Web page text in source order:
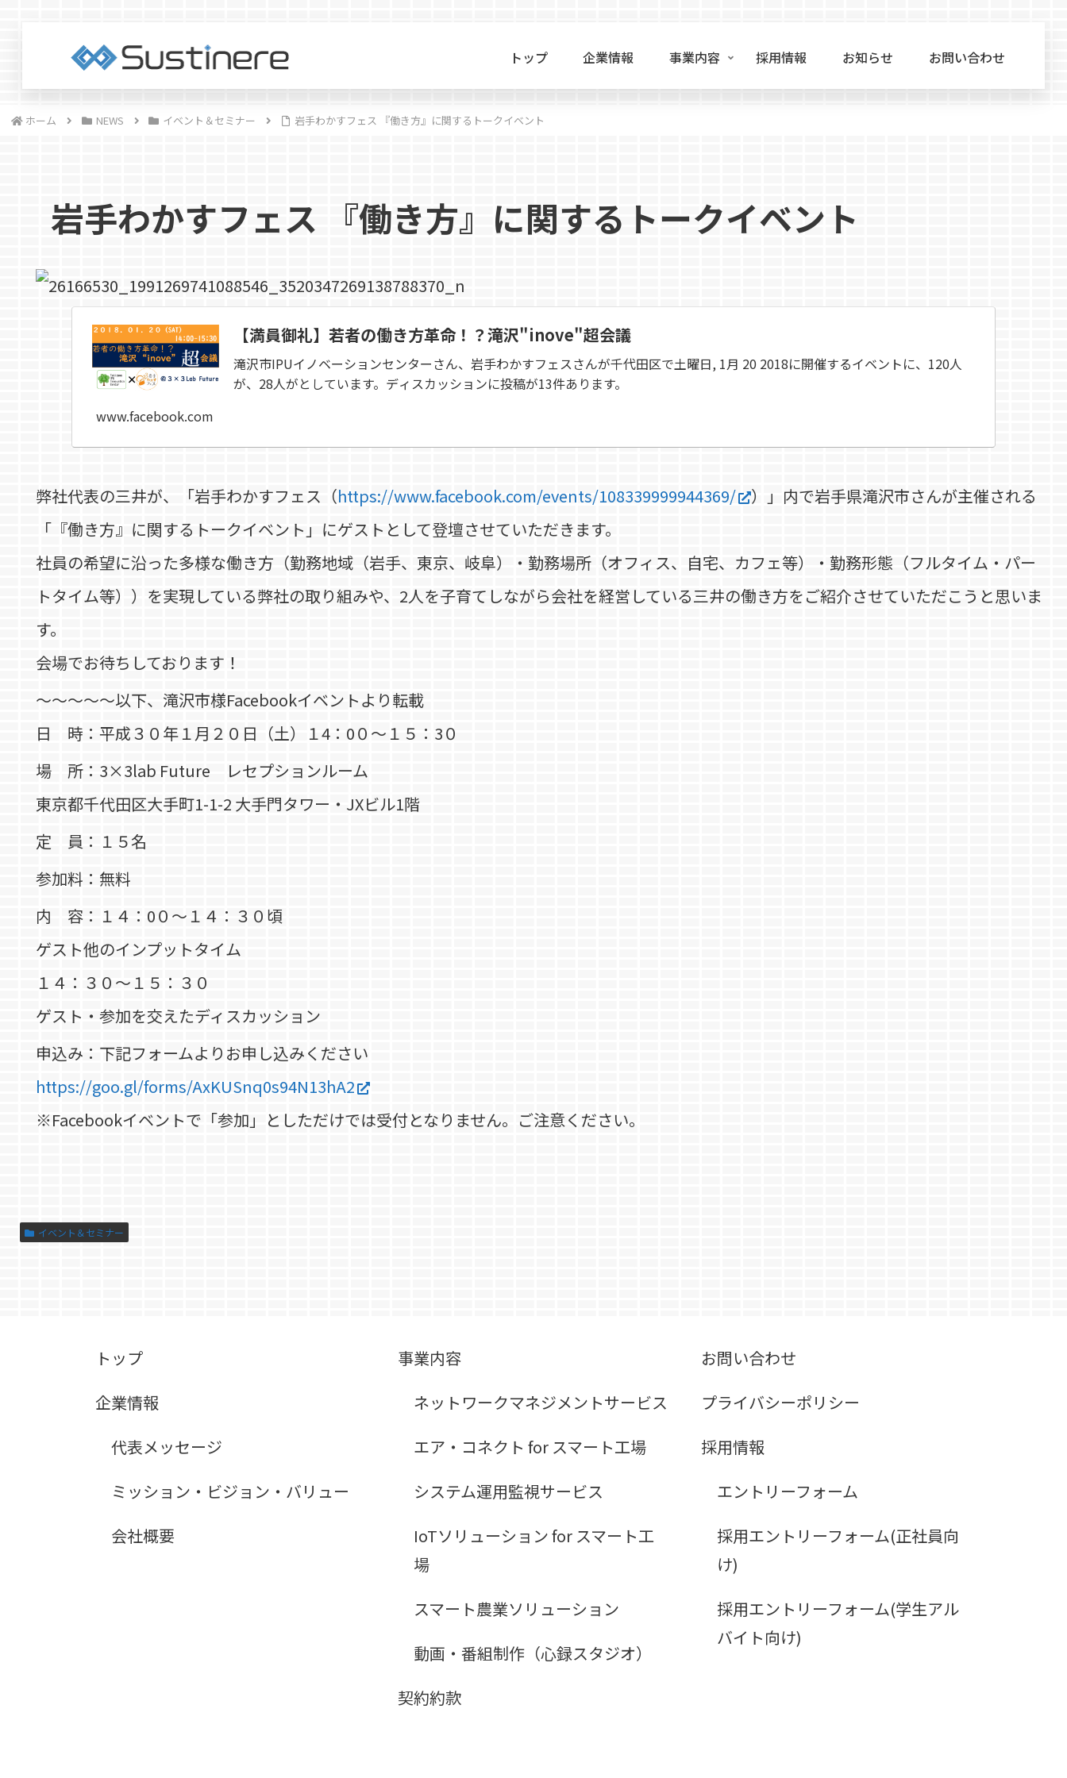
トップ 企業情報 事業内容 採用情報 お知らせ お問い合わせ
ホーム NEWS イベント＆セミナー 岩手わかすフェス 『働き方』に関するトークイベント
岩手わかすフェス 『働き方』に関するトークイベント
【満員御礼】若者の働き方革命！？滝沢"inove"超会議
滝沢市IPUイノベーションセンターさん、岩手わかすフェスさんが千代田区で土曜日, 1月 20 2018に開催するイベントに、120人
が、28人がとしています。ディスカッションに投稿が13件あります。
www.facebook.com
弊社代表の三井が、「岩手わかすフェス（https://www.facebook.com/events/108339999944369/
）」内で岩手県滝沢市さんが主催される
「『働き方』に関するトークイベント」にゲストとして登壇させていただきます。
社員の希望に沿った多様な働き方（勤務地域（岩手、東京、岐阜）・勤務場所（オフィス、自宅、カフェ等）・勤務形態（フルタイム・パー
トタイム等））を実現している弊社の取り組みや、2人を子育てしながら会社を経営している三井の働き方をご紹介させていただこうと思いま
す。
会場でお待ちしております！
～～～～～以下、滝沢市様Facebookイベントより転載
日 時：平成３０年１月２０日（土）１4：0０～１５：3０
場 所：3×3lab Future レセプションルーム
東京都千代田区大手町1-1-2 大手門タワー・JXビル1階
定 員：１５名
参加料：無料
内 容：１４：0０～１４：３０頃
ゲスト他のインプットタイム
１４：３０～１５：３０
ゲスト・参加を交えたディスカッション
申込み：下記フォームよりお申し込みください
https://goo.gl/forms/AxKUSnq0s94N13hA2
※Facebookイベントで「参加」としただけでは受付となりません。ご注意ください。
イベント＆セミナー
トップ
企業情報
代表メッセージ
ミッション・ビジョン・バリュー
会社概要
事業内容
ネットワークマネジメントサービス
エア・コネクト for スマート工場
システム運用監視サービス
IoTソリューション for スマート工
場
スマート農業ソリューション
動画・番組制作（心録スタジオ）
契約約款
お問い合わせ
プライバシーポリシー
採用情報
エントリーフォーム
採用エントリーフォーム(正社員向
け)
採用エントリーフォーム(学生アル
バイト向け)